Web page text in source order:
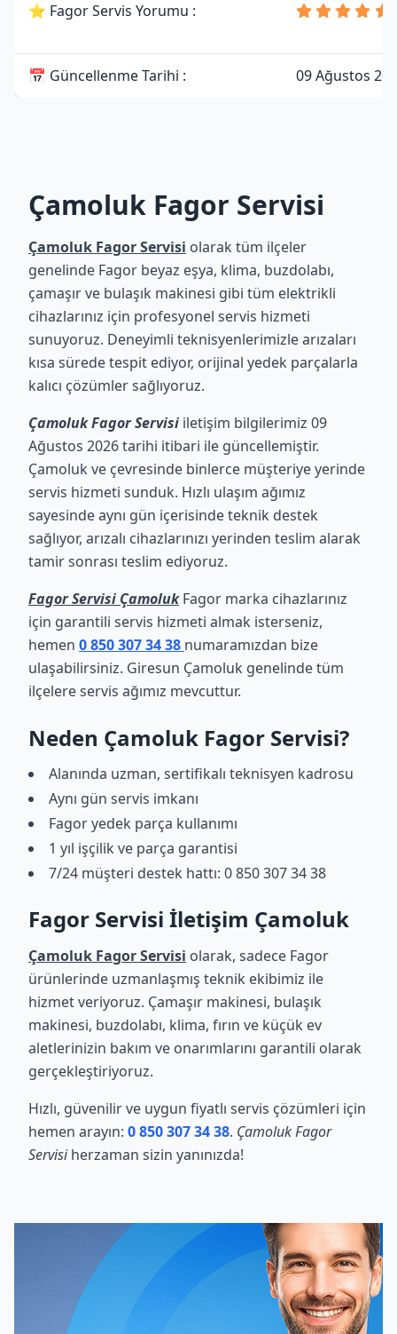
⭐ Fagor Servis Yorumu :
📅 Güncellenme Tarihi : 09 Ağustos
Çamoluk Fagor Servisi
Çamoluk Fagor Servisi olarak tüm ilçeler
genelinde Fagor beyaz eşya, klima, buzdolabı,
çamaşır ve bulaşık makinesi gibi tüm elektrikli
cihazlarınız için profesyonel servis hizmeti
sunuyoruz. Deneyimli teknisyenlerimizle arızaları
kısa sürede tespit ediyor, orijinal yedek parçalarla
kalıcı çözümler sağlıyoruz.
Çamoluk Fagor Servisi iletişim bilgilerimiz 09
Ağustos 2026 tarihi itibari ile güncellemiştir.
Çamoluk ve çevresinde binlerce müşteriye yerinde
servis hizmeti sunduk. Hızlı ulaşım ağımız
sayesinde aynı gün içerisinde teknik destek
sağlıyor, arızalı cihazlarınızı yerinden teslim alarak
tamir sonrası teslim ediyoruz.
Fagor Servisi ÇamolukFagor marka cihazlarınız
için garantili servis hizmeti almak isterseniz,
hemen 0 850 307 34 38 numaramızdan bize
ulaşabilirsiniz. Giresun Çamoluk genelinde tüm
ilçelere servis ağımız mevcuttur.
Neden Çamoluk Fagor Servisi?
Alanında uzman, sertifikalı teknisyen kadrosu
Aynı gün servis imkanı
Fagor yedek parça kullanımı
1 yıl işçilik ve parça garantisi
7/24 müşteri destek hattı: 0 850 307 34 38
Fagor Servisi İletişim Çamoluk
Çamoluk Fagor Servisi olarak, sadece Fagor
ürünlerinde uzmanlaşmış teknik ekibimiz ile
hizmet veriyoruz. Çamaşır makinesi, bulaşık
makinesi, buzdolabı, klima, fırın ve küçük ev
aletlerinizin bakım ve onarımlarını garantili olarak
gerçekleştiriyoruz.
Hızlı, güvenilir ve uygun fiyatlı servis çözümleri için
hemen arayın: 0 850 307 34 38. Çamoluk Fagor
Servisiherzaman sizin yanınızda!